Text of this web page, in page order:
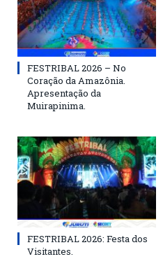
FESTRIBAL 2026 – No
Coração da Amazônia.
Apresentação da
Muirapinima.
FESTRIBAL 2026: Festa dos
Visitantes.